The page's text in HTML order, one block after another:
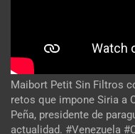
Maibort Petit Sin Filtros
retos que impone Siria a
Peña, presidente de
actualidad. #Venezuela